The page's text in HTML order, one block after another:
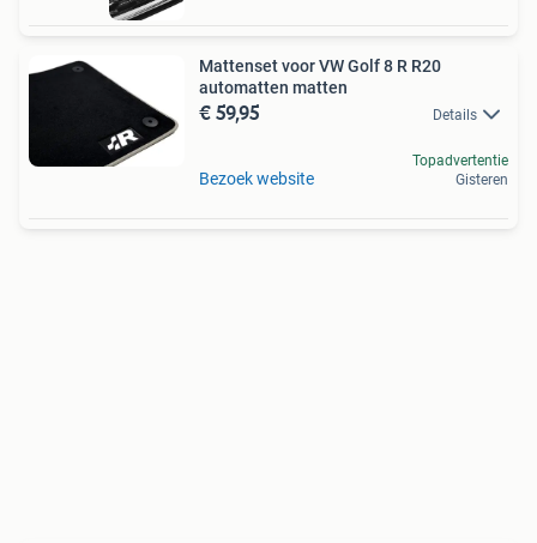
Mattenset voor VW Golf 8 R R20
automatten matten
€ 59,95 Details
Bezoek website
Topadvertentie
Gisteren